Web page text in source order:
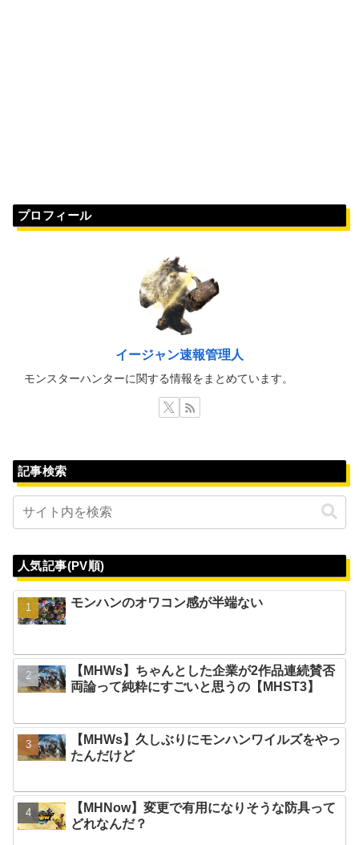
プロフィール
イージャン速報管理人
モンスターハンターに関する情報をまとめています。
記事検索
人気記事(PV順)
モンハンのオワコン感が半端ない
【MHWs】ちゃんとした企業が2作品連続賛否
両論って純粋にすごいと思うの【MHST3】
【MHWs】久しぶりにモンハンワイルズをやっ
たんだけど
【MHNow】変更で有用になりそうな防具って
どれなんだ？